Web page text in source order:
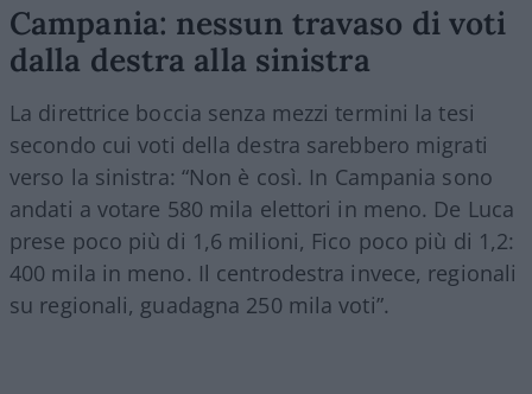
Campania: nessun travaso di voti
dalla destra alla sinistra
La direttrice boccia senza mezzi termini la tesi
secondo cui voti della destra sarebbero migrati
verso la sinistra: “Non è così. In Campania sono
andati a votare 580 mila elettori in meno. De Luca
prese poco più di 1,6 milioni, Fico poco più di 1,2:
400 mila in meno. Il centrodestra invece, regionali
su regionali, guadagna 250 mila voti”.